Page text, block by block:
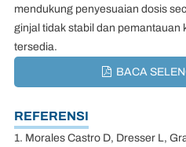
mendukung penyesuaian dosis
ginjal tidak stabil dan
tersedia.
BACA
REFERENSI
1. Morales Castro D, Dresser L,